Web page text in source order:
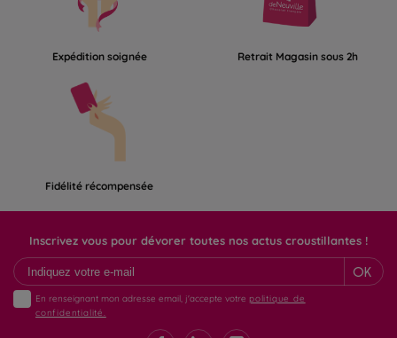
Expédition soignée Retrait Magasin sous 2h
Fidélité récompensée
Inscrivez vous pour dévorer toutes nos actus croustillantes !
OK
En renseignant mon adresse email, j'accepte votre politique de
confidentialité.